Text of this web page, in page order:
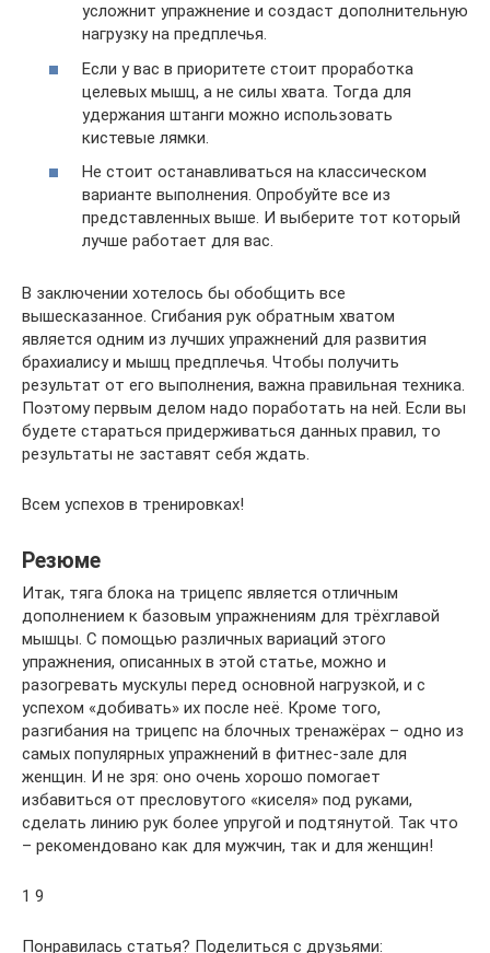
усложнит упражнение и создаст дополнительную
нагрузку на предплечья.
Если у вас в приоритете стоит проработка
целевых мышц, а не силы хвата. Тогда для
удержания штанги можно использовать
кистевые лямки.
Не стоит останавливаться на классическом
варианте выполнения. Опробуйте все из
представленных выше. И выберите тот который
лучше работает для вас.
В заключении хотелось бы обобщить все
вышесказанное. Сгибания рук обратным хватом
является одним из лучших упражнений для развития
брахиалису и мышц предплечья. Чтобы получить
результат от его выполнения, важна правильная техника.
Поэтому первым делом надо поработать на ней. Если вы
будете стараться придерживаться данных правил, то
результаты не заставят себя ждать.
Всем успехов в тренировках!
Резюме
Итак, тяга блока на трицепс является отличным
дополнением к базовым упражнениям для трёхглавой
мышцы. С помощью различных вариаций этого
упражнения, описанных в этой статье, можно и
разогревать мускулы перед основной нагрузкой, и с
успехом «добивать» их после неё. Кроме того,
разгибания на трицепс на блочных тренажёрах – одно из
самых популярных упражнений в фитнес-зале для
женщин. И не зря: оно очень хорошо помогает
избавиться от пресловутого «киселя» под руками,
сделать линию рук более упругой и подтянутой. Так что
– рекомендовано как для мужчин, так и для женщин!
1 9
Понравилась статья? Поделиться с друзьями: